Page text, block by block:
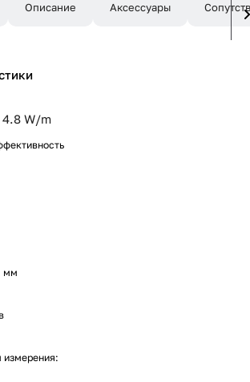
50м. Перед
Описание Аксессуары
W/m
мм